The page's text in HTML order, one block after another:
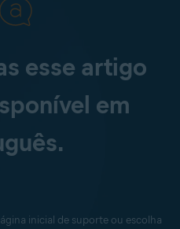
esse artigo
em
inicial de suporte ou escolha